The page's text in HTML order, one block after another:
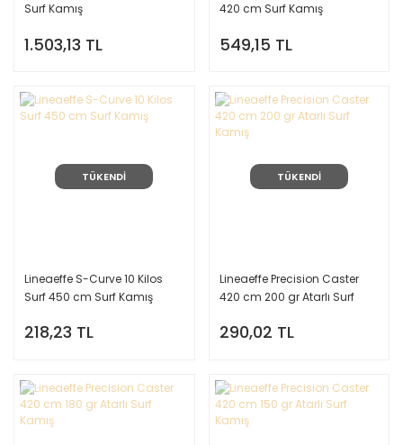
Surf Kamış
1.503,13 TL
420 cm Surf Kamış
549,15 TL
TÜKENDİ
Lineaeffe S-Curve 10 Kilos
Surf 450 cm Surf Kamış
218,23 TL
TÜKENDİ
Lineaeffe Precision Caster
420 cm 200 gr Atarlı Surf
290,02 TL